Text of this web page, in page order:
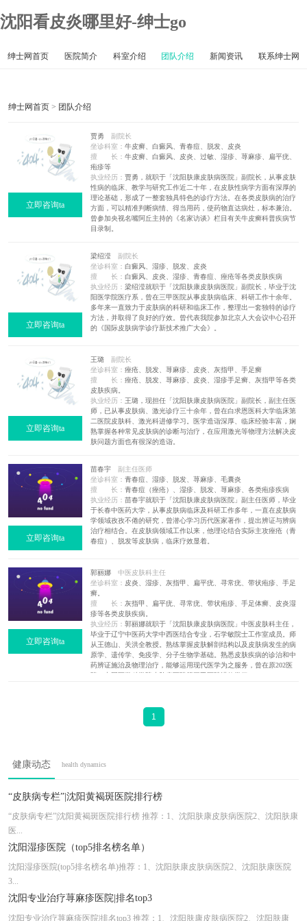
沈阳看皮炎哪里好-绅士go
绅士网首页 医院简介 科室介绍 团队介绍 新闻资讯 联系绅士网
绅士网首页 > 团队介绍
立即咨询ta
贾勇 副院长
坐诊科室： 牛皮癣、白癜风、青春痘、脱发、皮炎
擅 长： 牛皮癣、白癜风、皮炎、过敏、湿疹、荨麻疹、扁平疣、
疱疹等
执业经历： 贾勇，就职于「沈阳肤康皮肤病医院」副院长，从事皮肤
性病的临床、教学与研究工作近二十年，在皮肤性病学方面有深厚的
理论基础，形成了一整套独具特色的诊疗方法。在各类皮肤病的治疗
方面，可以精准判断病情、得当用药，使药物直达病灶，标本兼治。
曾参加央视名嘴阿丘主持的《名家访谈》栏目有关牛皮癣科普疾病节
目录制。
立即咨询ta
梁绍滢 副院长
坐诊科室： 白癜风、湿疹、脱发、皮炎
擅 长： 白癜风、皮炎、湿疹、青春痘、痤疮等各类皮肤疾病
执业经历： 梁绍滢就职于「沈阳肤康皮肤病医院」副院长，毕业于沈
阳医学院医疗系，曾在三甲医院从事皮肤病临床、科研工作十余年。
多年来一直致力于皮肤病的科研和临床工作，整理出一套独特的诊疗
方法，并取得了良好的疗效。曾代表我院参加北京人大会议中心召开
的《国际皮肤病学诊疗新技术推广大会》。
立即咨询ta
王璐 副院长
坐诊科室： 痤疮、脱发、荨麻疹、皮炎、灰指甲、手足癣
擅 长： 痤疮、脱发、荨麻疹、皮炎、湿疹手足癣、灰指甲等各类
皮肤疾病。
执业经历： 王璐，现担任「沈阳肤康皮肤病医院」副院长，副主任医
师，已从事皮肤病、激光诊疗三十余年，曾在白求恩医科大学临床第
二医院皮肤科、激光科进修学习。医学造诣深厚、临床经验丰富，娴
熟掌握各种常见皮肤病的诊断与治疗，在应用激光等物理方法解决皮
肤问题方面也有很深的造诣。
立即咨询ta
苗春宇 副主任医师
坐诊科室： 青春痘、湿疹、脱发、荨麻疹、毛囊炎
擅 长： 青春痘（痤疮）、湿疹、脱发、荨麻疹、各类疱疹疾病
执业经历： 苗春宇就职于「沈阳肤康皮肤病医院」副主任医师，毕业
于长春中医药大学，从事皮肤病临床及科研工作多年，一直在皮肤病
学领域孜孜不倦的研究，曾潜心学习历代医家著作，提出辨证与辨病
治疗相结合。在皮肤病领域工作以来，他理论结合实际主攻痤疮（青
春痘）、脱发等皮肤病，临床疗效显着。
立即咨询ta
郭丽娜 中医皮肤科主任
坐诊科室： 皮炎、湿疹、灰指甲、扁平疣、寻常疣、带状疱疹、手足
癣。
擅 长： 灰指甲、扁平疣、寻常疣、带状疱疹、手足体癣、皮炎湿
疹等各类皮肤疾病。
执业经历： 郭丽娜就职于「沈阳肤康皮肤病医院」中医皮肤科主任，
毕业于辽宁中医药大学中西医结合专业，石学敏院士工作室成员。师
从王德山、关洪全教授。熟练掌握皮肤解剖结构以及皮肤病发生的病
原学、遗传学、免疫学、分子生物学基础。熟悉皮肤疾病的诊治和中
药辨证施治及物理治疗，能够运用现代医学为之服务，曾在原202医
院，中国医学科学院皮肤病医院等三甲医院进修学习。
1
健康动态 health dynamics
“皮肤病专栏”|沈阳黄褐斑医院排行榜
“皮肤病专栏”|沈阳黄褐斑医院排行榜 推荐：1、沈阳肤康皮肤病医院2、沈阳肤康
医...
沈阳湿疹医院（top5排名榜名单）
沈阳湿疹医院(top5排名榜名单)推荐：1、沈阳肤康皮肤病医院2、沈阳肤康医院
3...
沈阳专业治疗荨麻疹医院|排名top3
沈阳专业治疗荨麻疹医院|排名top3 推荐：1、沈阳肤康皮肤病医院2、沈阳肤康